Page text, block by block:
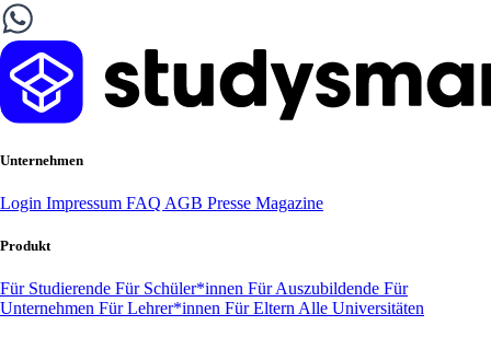
Unternehmen
Login Impressum FAQ AGB Presse Magazine
Produkt
Für Studierende Für Schüler*innen Für Auszubildende Für
Unternehmen Für Lehrer*innen Für Eltern Alle Universitäten